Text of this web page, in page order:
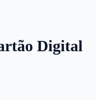
Digital